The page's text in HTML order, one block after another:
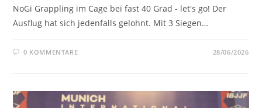
NoGi Grappling im Cage bei fast 40 Grad - let's go! Der
Ausflug hat sich jedenfalls gelohnt. Mit 3 Siegen…
0 KOMMENTARE 28/06/2026